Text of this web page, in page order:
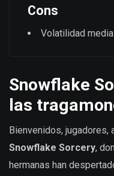
Cons
Volatilidad
Snowflake
las
Bienvenidos, jugadores,
Snowflake Sorcery,
hermanas han